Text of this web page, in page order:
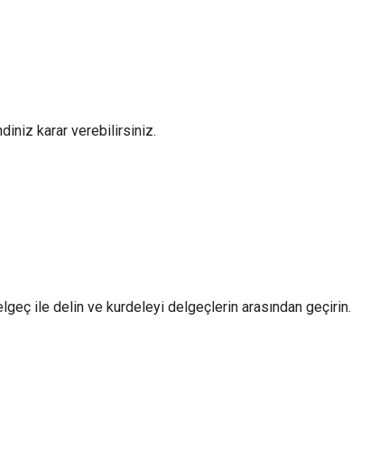
karar verebilirsiniz.
ile delin ve kurdeleyi delgeçlerin arasından geçirin.